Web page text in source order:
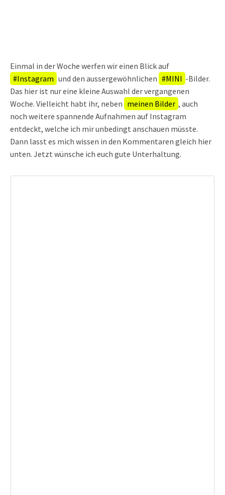
Einmal in der Woche werfen wir einen Blick auf
#Instagram und den aussergewöhnlichen #MINI -Bilder.
Das hier ist nur eine kleine Auswahl der vergangenen
Woche. Vielleicht habt ihr, neben meinen Bilder , auch
noch weitere spannende Aufnahmen auf Instagram
entdeckt, welche ich mir unbedingt anschauen müsste.
Dann lasst es mich wissen in den Kommentaren gleich hier
unten. Jetzt wünsche ich euch gute Unterhaltung.